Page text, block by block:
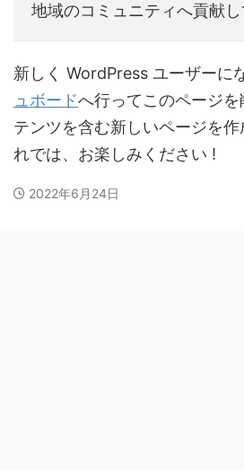
地域のコミュニティへ貢献し
新しく WordPress ユーザーに
ュボードへ行ってこのページ
テンツを含む新しいページを
れでは、お楽しみください !
2022年6月24日